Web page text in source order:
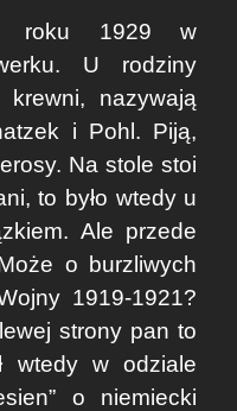
roku 1929 w
U rodziny
nazywają
i Pohl. Piją,
Na stole stoi
to było wtedy u
Ale przede
o burzliwych
1919-1921?
strony pan to
wtedy w odziale
o niemiecki